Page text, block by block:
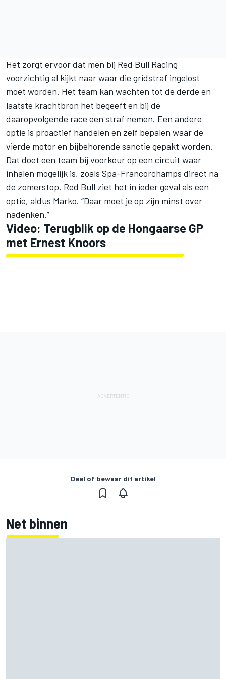
Het zorgt ervoor dat men bij Red Bull Racing
voorzichtig al kijkt naar waar die gridstraf ingelost
moet worden. Het team kan wachten tot de derde en
laatste krachtbron het begeeft en bij de
daaropvolgende race een straf nemen. Een andere
optie is proactief handelen en zelf bepalen waar de
vierde motor en bijbehorende sanctie gepakt worden.
Dat doet een team bij voorkeur op een circuit waar
inhalen mogelijk is, zoals Spa-Francorchamps direct na
de zomerstop. Red Bull ziet het in ieder geval als een
optie, aldus Marko. “Daar moet je op zijn minst over
nadenken.”
Video: Terugblik op de Hongaarse GP
met Ernest Knoors
Deel of bewaar dit artikel
Net binnen